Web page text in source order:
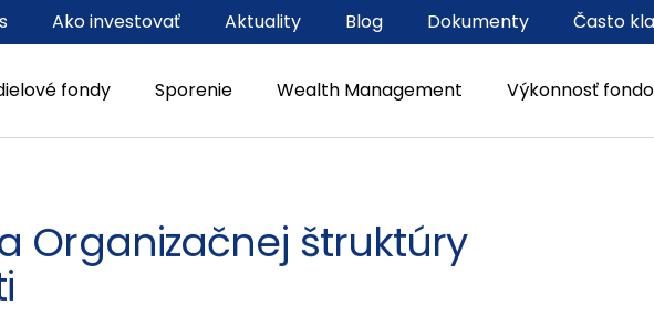
fondy Sporenie Wealth Management Výkonnosť
Ako investovať Aktuality Blog Dokumenty Často
Organizačnej štruktúry